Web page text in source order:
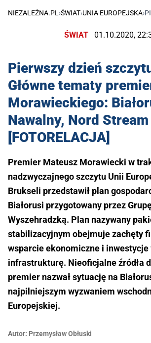
NIEZALEŻNA.PL›ŚWIAT›UNIA EUROPEJSKA›
ŚWIAT 01.10.2020,
Pierwszy dzień
Główne tematy
Morawieckiego:
Nawalny, Nord
[FOTORELACJA]
Premier Mateusz Morawiecki w
nadzwyczajnego szczytu Unii
Brukseli przedstawił plan
Białorusi przygotowany przez
Wyszehradzką. Plan nazywany
stabilizacyjnym obejmuje zachęty
wsparcie ekonomiczne i inwestycje
infrastrukturę. Nieoficjalne źródła
premier nazwał sytuację na
najpilniejszym wyzwaniem
Europejskiej.
Autor: Przemysław Obłuski